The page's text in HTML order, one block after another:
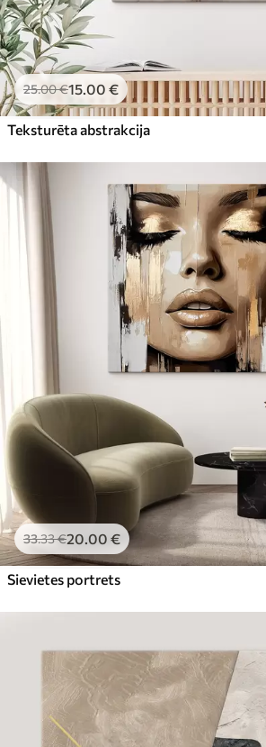
25.00€15.00 €
Teksturēta abstrakcija
33.33€20.00 €
Sievietes portrets